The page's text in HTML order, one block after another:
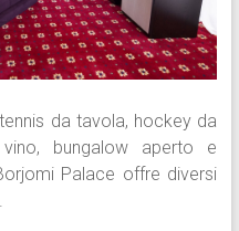
da tavola, hockey da
bungalow aperto e
Palace offre diversi